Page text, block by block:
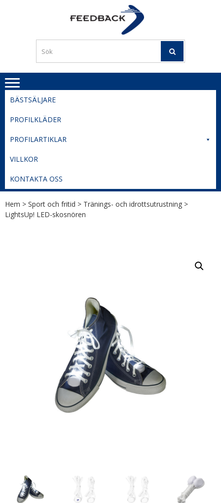
TIL
BESTE
PRISER
BÄSTSÄLJARE
PROFILKLÄDER
PROFILARTIKLAR
VILLKOR
KONTAKTA OSS
Hem > Sport och fritid > Tränings- och idrottsutrustning >
LightsUp! LED-skosnören